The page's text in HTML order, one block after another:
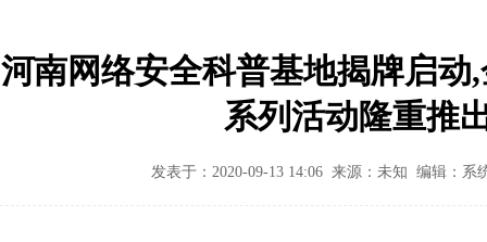
河南网络安全科普基地揭牌启动
系列活动隆重推
发表于：2020-09-13 14:06 来源：未知 编辑：系